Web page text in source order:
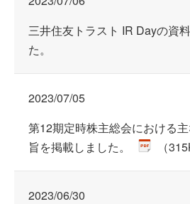
三井住友トラスト IR Dayの資
た。
2023/07/05
第12期定時株主総会における
旨を掲載しました。
（
2023/06/30